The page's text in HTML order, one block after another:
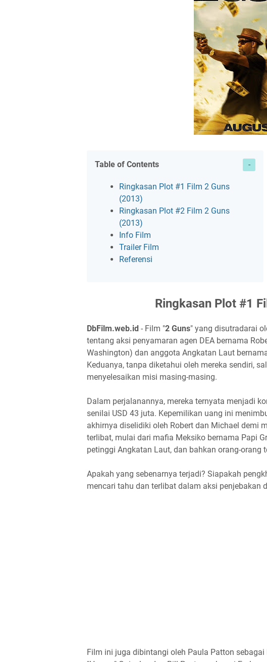
Table of Contents
Ringkasan Plot #1 Film 2 Guns
(2013)
Ringkasan Plot #2 Film 2 Guns
(2013)
Info Film
Trailer Film
Referensi
Ringkasan Plot #1
DbFilm.web.id - Film "2 Guns" yang disutradarai
tentang aksi penyamaran agen DEA bernama
Washington) dan anggota Angkatan Laut
Keduanya, tanpa diketahui oleh mereka sendiri,
menyelesaikan misi masing-masing.
Dalam perjalanannya, mereka ternyata menjadi
senilai USD 43 juta. Kepemilikan uang ini
akhirnya diselidiki oleh Robert dan Michael demi
terlibat, mulai dari mafia Meksiko bernama Papi
petinggi Angkatan Laut, dan bahkan orang-orang
Apakah yang sebenarnya terjadi? Siapakah
mencari tahu dan terlibat dalam aksi penjebakan
Film ini juga dibintangi oleh Paula Patton sebagai